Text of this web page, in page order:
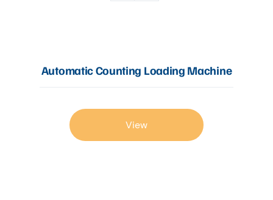
Automatic Counting Loading Machine
View